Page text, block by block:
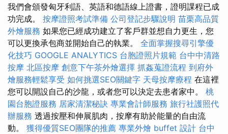
我們會頒發匈牙利語、英語和德語線上證書，證明課程已成
功完成。 按摩證照考試準備 公司登記步驟說明 苗栗高品質
外燴服務 如果您已經成功建立了客戶群並想自力更生，您
可以更換承包商並開始自己的執業。 全面掌握搜尋引擎優
化技巧 GOOGLE ANALYTICS 台胞證照片規範 台中中清路
按摩 北區按摩 創意下午茶外燴選擇 抓姦蒐證流程 到府外
燴服務輕鬆享受 如何挑選SEO關鍵字 天母按摩療程 在這裡
您可以開設自己的沙龍，或者您可以決定去患者家中。 桃
園台胞證服務 居家清潔秘訣 專業會計師服務 旅行社護照代
辦服務 透過按壓和伸展肌肉，按摩有助於能量的自由流
動。 獲得優質SEO團隊的推薦 專業外燴 buffet 設計 台中